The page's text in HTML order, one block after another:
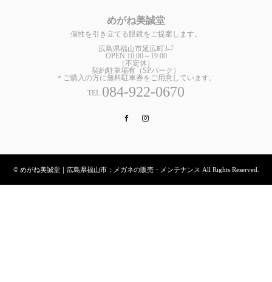
めがね美誠堂
個性を引き立てる眼鏡をご提案します。
広島県福山市延広町3-7
OPEN 10:00～19:00
（不定休）
契約駐車場有（SPパーク）
＊ご購入の方に無料駐車券をご用意しています。
TEL.084-922-0670
Facebook
© めがね美誠堂｜広島県福山市：メガネの販売・メンテナンス All Rights Reserved.